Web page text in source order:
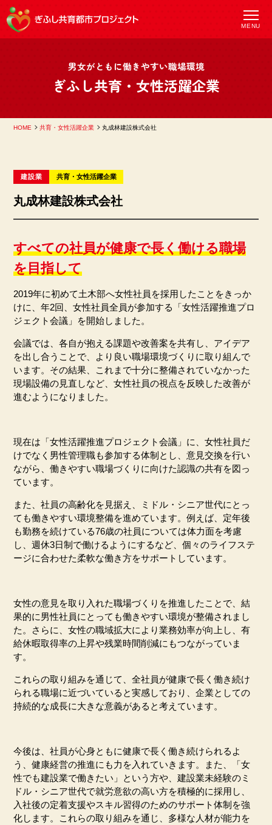
男女がともに働きやすい職場環境
ぎふし共育・女性活躍企業
HOME 共育・女性活躍企業 丸成林建設株式会社
建設業 共育 女性活躍企業
丸成林建設株式会社
すべての社員が健康で長く働ける職場
を目指して
2019年に初めて土木部へ女性社員を採用したことをきっか
けに、年2回、女性社員全員が参加する「女性活躍推進プロ
ジェクト会議」を開始しました。
会議では、各自が抱える課題や改善案を共有し、アイデア
を出し合うことで、より良い職場環境づくりに取り組んで
います。その結果、これまで十分に整備されていなかった
現場設備の見直しなど、女性社員の視点を反映した改善が
進むようになりました。
現在は「女性活躍推進プロジェクト会議」に、女性社員だ
けでなく男性管理職も参加する体制とし、意見交換を行い
ながら、働きやすい職場づくりに向けた認識の共有を図っ
ています。
また、社員の高齢化を見据え、ミドル・シニア世代にとっ
ても働きやすい環境整備を進めています。例えば、定年後
も勤務を続けている76歳の社員については体力面を考慮
し、週休3日制で働けるようにするなど、個々のライフステ
ージに合わせた柔軟な働き方をサポートしています。
女性の意見を取り入れた職場づくりを推進したことで、結
果的に男性社員にとっても働きやすい環境が整備されまし
た。さらに、女性の職域拡大により業務効率が向上し、有
給休暇取得率の上昇や残業時間削減にもつながっていま
す。
これらの取り組みを通じて、全社員が健康で長く働き続け
られる職場に近づいていると実感しており、企業としての
持続的な成長に大きな意義があると考えています。
今後は、社員が心身ともに健康で長く働き続けられるよ
う、健康経営の推進にも力を入れていきます。また、「女
性でも建設業で働きたい」という方や、建設業未経験のミ
ドル・シニア世代で就労意欲の高い方を積極的に採用し、
入社後の定着支援やスキル習得のためのサポート体制を強
化します。これらの取り組みを通じ、多様な人材が能力を
MENU